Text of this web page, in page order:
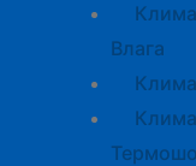
Влага